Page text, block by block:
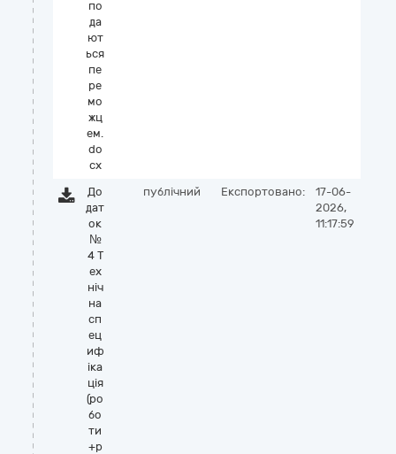
по
да
ют
ься
пе
ре
мо
жц
ем.
do
cx
До
дат
ок
№
4 Т
ех
ніч
на
сп
ец
иф
іка
ція
(ро
бо
ти
+р
публічний Експортовано:
17-06-
2026,
11:17:59